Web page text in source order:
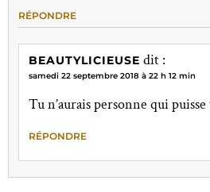
RÉPONDRE
BEAUTYLICIEUSE dit :
samedi 22 septembre 2018 à 22 h 12 min
Tu n’aurais personne qui
RÉPONDRE